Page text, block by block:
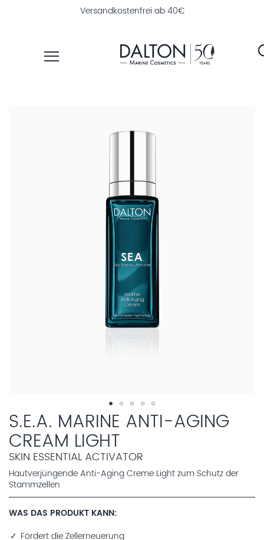
Versandkostenfrei ab 40€
S.E.A. MARINE ANTI-AGING
CREAM LIGHT
SKIN ESSENTIAL ACTIVATOR
Hautverjüngende Anti-Aging Creme Light zum Schutz der
Stammzellen
WAS DAS PRODUKT KANN
Fördert die Zellerneuerung